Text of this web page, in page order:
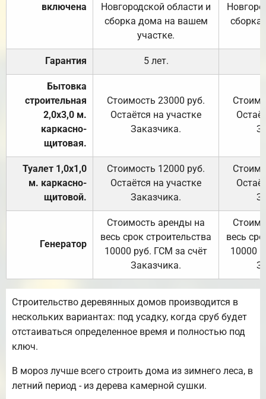
включена
Новгородской области и
сборка дома на вашем
участке.
Гарантия 5 лет.
Бытовка
строительная
2,0х3,0 м.
каркасно-
щитовая.
Стоимость 23000 руб.
Остаётся на участке
Заказчика.
Туалет 1,0х1,0
м. каркасно-
щитовой.
Стоимость 12000 руб.
Остаётся на участке
Заказчика.
Генератор
Стоимость аренды на
весь срок строительства
10000 руб. ГСМ за счёт
Заказчика.
весь
10000
Строительство деревянных домов производится в
нескольких вариантах: под усадку, когда сруб будет
отстаиваться определенное время и полностью под
ключ.
В мороз лучше всего строить дома из зимнего леса, в
летний период - из дерева камерной сушки.